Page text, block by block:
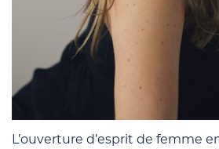
L’ouverture d’esprit de femme